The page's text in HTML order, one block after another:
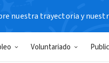
nuestra trayectoria y
Voluntariado